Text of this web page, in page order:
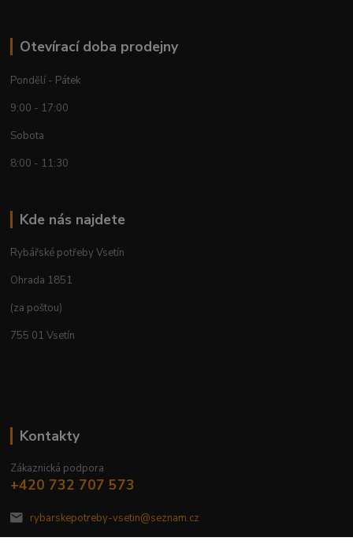
Otevírací doba prodejny
Pondělí - Pátek
9:00 - 17:00
Sobota
8:00 - 11:30
Kde nás najdete
Rybářské potřeby Vsetín
Ohrada 1851
(za poštou)
755 01 Vsetín
Kontakty
Zákaznická podpora
+420 732 707 573
rybarskepotreby-vsetin@seznam.cz